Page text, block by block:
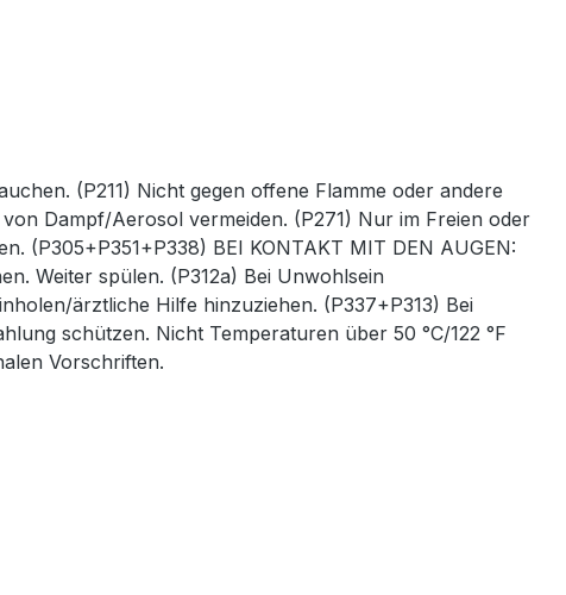
(P211) Nicht gegen offene Flamme oder andere
Dampf/Aerosol vermeiden. (P271) Nur im Freien oder
(P305+P351+P338) BEI KONTAKT MIT DEN AUGEN:
Weiter spülen. (P312a) Bei Unwohlsein
ärztliche Hilfe hinzuziehen. (P337+P313) Bei
schützen. Nicht Temperaturen über 50 °C/122 °F
Vorschriften.